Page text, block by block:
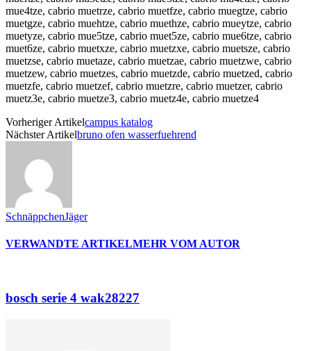
mue4tze, cabrio muetrze, cabrio muetfze, cabrio muegtze, cabrio
muetgze, cabrio muehtze, cabrio muethze, cabrio mueytze, cabrio
muetyze, cabrio mue5tze, cabrio muet5ze, cabrio mue6tze, cabrio
muet6ze, cabrio muetxze, cabrio muetzxe, cabrio muetsze, cabrio
muetzse, cabrio muetaze, cabrio muetzae, cabrio muetzwe, cabrio
muetzew, cabrio muetzes, cabrio muetzde, cabrio muetzed, cabrio
muetzfe, cabrio muetzef, cabrio muetzre, cabrio muetzer, cabrio
muetz3e, cabrio muetze3, cabrio muetz4e, cabrio muetze4
Vorheriger Artikelcampus katalog
Nächster Artikelbruno ofen wasserfuehrend
SchnäppchenJäger
VERWANDTE ARTIKELMEHR VOM AUTOR
bosch serie 4 wak28227